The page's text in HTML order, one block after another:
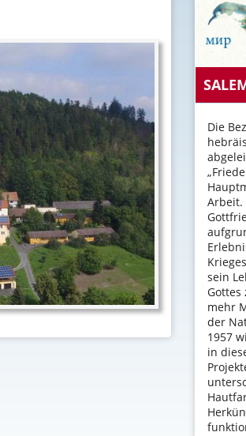
Die
Arbeit.
sein
Gottes
mehr
der
1957
in